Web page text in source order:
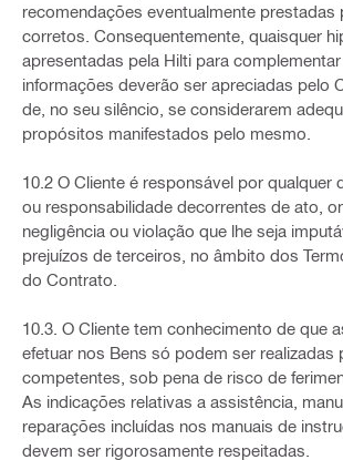
recomendações eventualmente prestadas
corretos. Consequentemente, quaisquer
apresentadas pela Hilti para
informações deverão ser apreciadas pelo
de, no seu silêncio, se considerarem
propósitos manifestados pelo mesmo.
10.2 O Cliente é responsável por qualquer
ou responsabilidade decorrentes de ato,
negligência ou violação que lhe seja
prejuízos de terceiros, no âmbito dos
do Contrato.
10.3. O Cliente tem conhecimento de que
efetuar nos Bens só podem ser realizadas
competentes, sob pena de risco de
As indicações relativas a assistência,
reparações incluídas nos manuais de
devem ser rigorosamente respeitadas.